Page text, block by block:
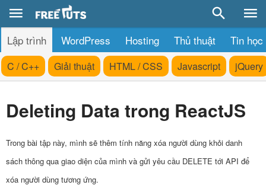
Lập trình WordPress Hosting Thủ thuật Tin học
C / C++ Giải thuật HTML / CSS Javascript jQuery
Deleting Data trong ReactJS
Trong bài tập này, mình sẽ thêm tính năng xóa người dùng khỏi danh
sách thông qua giao diện của mình và gửi yêu cầu DELETE tới API để
xóa người dùng tương ứng.